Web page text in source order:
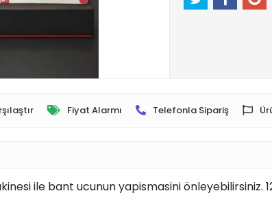
Fiyat Alarmı Telefonla Sipariş
ile bant ucunun yapismasini önleyebilirsiniz.